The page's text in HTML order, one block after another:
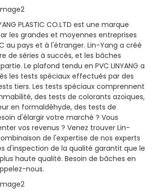
PLASTIC CO.LTD est une marque
les grandes et moyennes entreprises
au pays et à l'étranger. Lin-Yang a créé
de séries à succès, et les bâches
Le plafond tendu en PVC LINYANG a
les tests spéciaux effectués par des
tiers. Les tests spéciaux comprennent
des tests de colorants azoïques,
en formaldéhyde, des tests de
d'élargir votre marché ? Vous
vos revenus ? Venez trouver Lin-
de l'expertise de nos experts
d'inspection de la qualité garantit que le
haute qualité. Besoin de bâches en
nous.